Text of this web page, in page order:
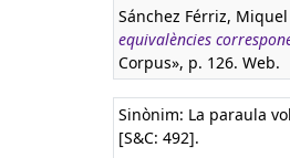
Sánchez Férriz,
equivalències
Corpus», p. 126. Web.
Sinònim: La paraula
[S&C: 492].